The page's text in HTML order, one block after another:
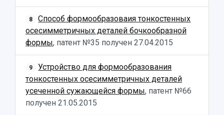
Кампус
3D-тур по университету
Музеи
Учебный аэродром
Центр истории авиационных двигателей
Ботанический сад
Умный дом бабочек
Международный межвузовский кампус
Противодействие COVID-19
Научные конференции
Патенты
Публикации и издания
8
Способ формообразоваия тонкостенных
осесимметричных деталей бочкообразной
формы, патент №35 получен 27.04.2015
9
Устройство для формообразования
тонкостенных осесимметричных деталей
усеченной сужающейся формы, патент №66
получен 21.05.2015